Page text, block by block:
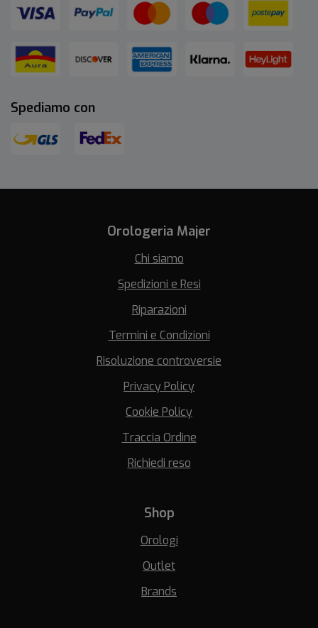
Spediamo con
Orologeria Majer
Chi siamo
Spedizioni e Resi
Riparazioni
Termini e Condizioni
Risoluzione controversie
Privacy Policy
Cookie Policy
Traccia Ordine
Richiedi reso
Shop
Orologi
Outlet
Brands